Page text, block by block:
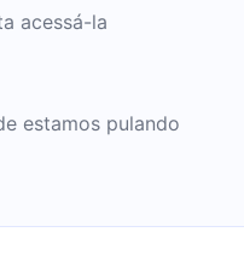
acessá-la
estamos pulando